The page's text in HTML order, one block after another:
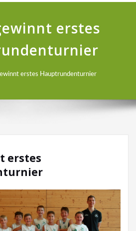
erstes
erstes Hauptrundenturnier
erstes